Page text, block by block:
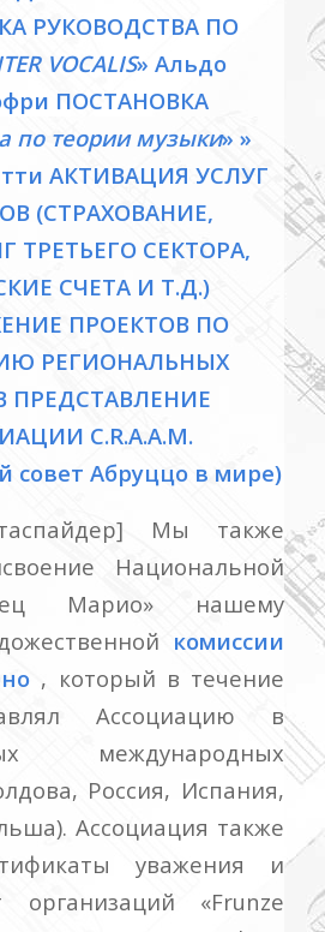
РУКОВОДСТВА ПО
VOCALIS» Альдо
ПОСТАНОВКА
по теории музыки» »
АКТИВАЦИЯ УСЛУГ
(СТРАХОВАНИЕ,
ТРЕТЬЕГО СЕКТОРА,
СЧЕТА И Т.Д.)
ПРОЕКТОВ ПО
РЕГИОНАЛЬНЫХ
ПРЕДСТАВЛЕНИЕ
C.R.А.А.M.
совет Абруццо в мире)
Мы также
Национальной
Марио» нашему
комиссии
, который в течение
Ассоциацию в
международных
Россия, Испания,
Ассоциация также
уважения и
организаций «Frunze